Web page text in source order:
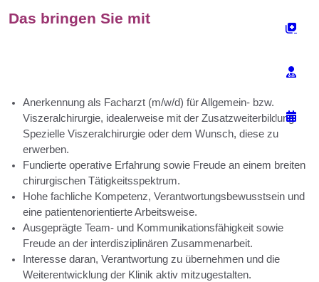
Das bringen Sie mit
Anerkennung als Facharzt (m/w/d) für Allgemein- bzw.
Viszeralchirurgie, idealerweise mit der Zusatzweiterbildung
Spezielle Viszeralchirurgie oder dem Wunsch, diese zu
erwerben.
Fundierte operative Erfahrung sowie Freude an einem breiten
chirurgischen Tätigkeitsspektrum.
Hohe fachliche Kompetenz, Verantwortungsbewusstsein und
eine patientenorientierte Arbeitsweise.
Ausgeprägte Team- und Kommunikationsfähigkeit sowie
Freude an der interdisziplinären Zusammenarbeit.
Interesse daran, Verantwortung zu übernehmen und die
Weiterentwicklung der Klinik aktiv mitzugestalten.